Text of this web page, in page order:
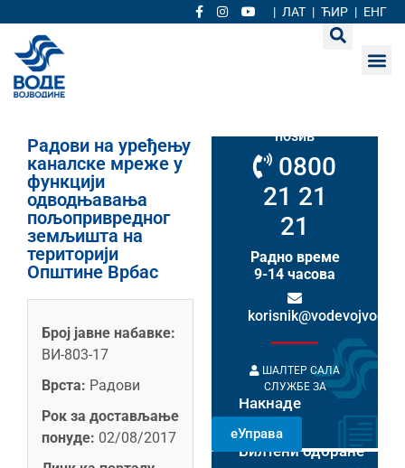
| ЛАТ | ЋИР | ЕНГ
Радови на уређењу
каналске мреже у
функцији
одводњавања
пољопривредног
земљишта на
територији
Општине Врбас
Број јавне набавке:
ВИ-803-17
Врста: Радови
Рок за достављање
понуде: 02/08/2017
позив
0800
21 21
21
Радно време
9-14 часова
ШАЛТЕР САЛА
СЛУЖБЕ ЗА
НАКНАДЕ
РАДНИМ
ДАНИМА 8-14
ЧАСОВА
Накнаде
еУправа
Билтени одбране
Пловидба на Хс